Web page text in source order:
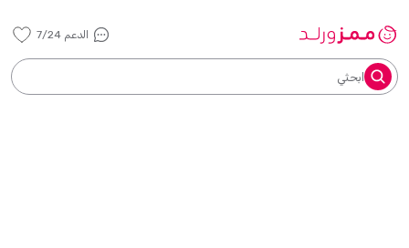
الدعم 7/24
ابحثي